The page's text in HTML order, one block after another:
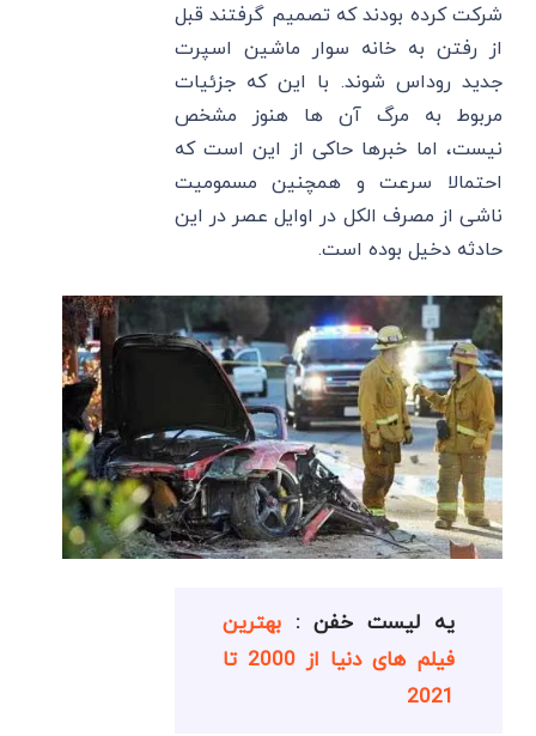
شرکت کرده بودند که تصمیم گرفتند قبل
از رفتن به خانه سوار ماشین اسپرت
جدید روداس شوند. با این که جزئیات
مربوط به مرگ آن ها هنوز مشخص
نیست، اما خبرها حاکی از این است که
احتمالا سرعت و همچنین مسمومیت
ناشی از مصرف الکل در اوایل عصر در این
حادثه دخیل بوده است.
یه لیست خفن :بهترین
فیلم های دنیا از 2000 تا
2021